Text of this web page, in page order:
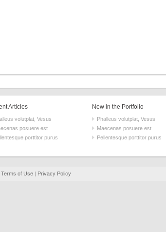
Articles
volutplat, Vesus
posuere est
porttitor purus
New in the Portfolio
Phalleus volutplat, Vesus
Maecenas posuere est
Pellentesque porttitor purus
Terms of Use| Privacy Policy